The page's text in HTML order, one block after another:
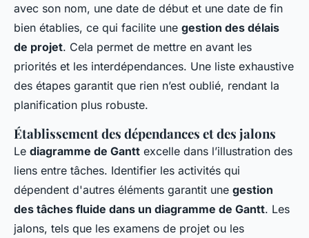
avec son nom, une date de début et une date de fin
bien établies, ce qui facilite une gestion des délais
de projet. Cela permet de mettre en avant les
priorités et les interdépendances. Une liste exhaustive
des étapes garantit que rien n’est oublié, rendant la
planification plus robuste.
Établissement des dépendances et des jalons
Le diagramme de Gantt excelle dans l’illustration des
liens entre tâches. Identifier les activités qui
dépendent d'autres éléments garantit une gestion
des tâches fluide dans un diagramme de Gantt. Les
jalons, tels que les examens de projet ou les